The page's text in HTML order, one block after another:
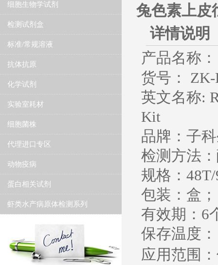
细胞生物学试剂
检测试剂盒
标准/常规溶液
抗体抗原
化学试剂
实验室耗材
细胞菌株
代理进口专区
动物疫病
蛋白相关试剂
虾类水产病原体检测系列
兔色素上皮
详情说明
产品名称：
货号： ZK-
英文名称:
Kit
品牌：子
检测方法
规格：
包装：盒；
有效期： 6
保存温度 ：
应用范围